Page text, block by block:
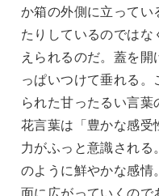
か箱の外側に立って
たりしているのでは
えられるのだ。蓋を
っぱいつけて垂れる
られた甘ったるい言
花言葉は「豊かな感
力がふっと意識され
のように鮮やかな感